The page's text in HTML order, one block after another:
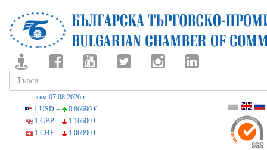
към 07.08.2026 г.
1 USD =
0.86690 €
1 GBP =
1.16600 €
1 CHF =
1.06990 €